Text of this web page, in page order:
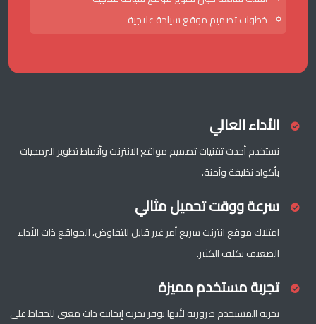
خطوات تصميم موقع سياحة علاجية
الأداء العالي
نستخدم أحدث تقنيات تصميم مواقع الانترنت وأنماط تطوير البرمجيات
بأكواد نظيفة وآمنة.
سرعة ووقت تحميل مثالي
امتلاك موقع انترنت سريع أمر غير قابل للتفاوض، المواقع ذات الأداء
الضعيف تكلف الكثير.
تجربة مستخدم مميزة
تجربة المستخدم ضرورية لأنها توفر تجربة إيجابية ذات معنى للحفاظ على